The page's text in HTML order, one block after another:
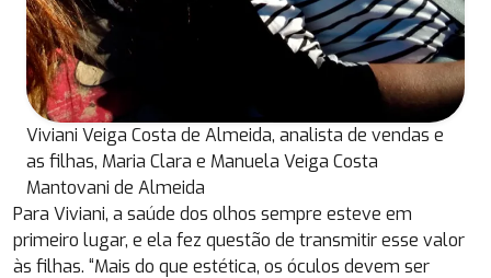
Viviani Veiga Costa de Almeida, analista de vendas e
as filhas, Maria Clara e Manuela Veiga Costa
Mantovani de Almeida
Para Viviani, a saúde dos olhos sempre esteve em
primeiro lugar, e ela fez questão de transmitir esse valor
às filhas. “Mais do que estética, os óculos devem ser